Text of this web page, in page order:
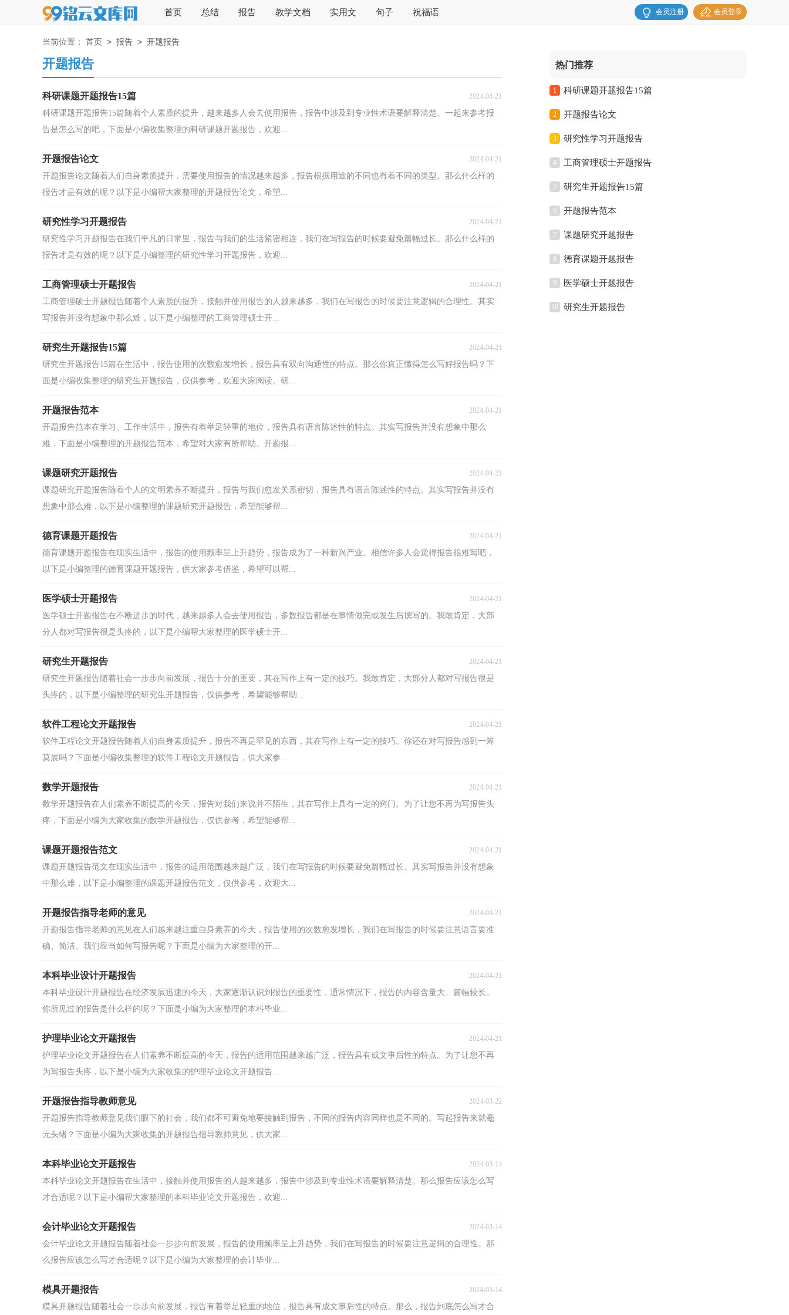
首页 总结 报告 教学文档 实用文 句子 祝福语 会员登录
会员注册
当前位置： 首页 > 报告 > 开题报告
开题报告
科研课题开题报告15篇 2024-04-21
科研课题开题报告15篇随着个人素质的提升，越来越多人会去使用报告，报告中涉及到专业性术语要解释清楚。一起来参考报
告是怎么写的吧，下面是小编收集整理的科研课题开题报告，欢迎...
开题报告论文 2024-04-21
开题报告论文随着人们自身素质提升，需要使用报告的情况越来越多，报告根据用途的不同也有着不同的类型。那么什么样的
报告才是有效的呢？以下是小编帮大家整理的开题报告论文，希望...
研究性学习开题报告 2024-04-21
研究性学习开题报告在我们平凡的日常里，报告与我们的生活紧密相连，我们在写报告的时候要避免篇幅过长。那么什么样的
报告才是有效的呢？以下是小编整理的研究性学习开题报告，欢迎...
工商管理硕士开题报告 2024-04-21
工商管理硕士开题报告随着个人素质的提升，接触并使用报告的人越来越多，我们在写报告的时候要注意逻辑的合理性。其实
写报告并没有想象中那么难，以下是小编整理的工商管理硕士开...
研究生开题报告15篇 2024-04-21
研究生开题报告15篇在生活中，报告使用的次数愈发增长，报告具有双向沟通性的特点。那么你真正懂得怎么写好报告吗？下
面是小编收集整理的研究生开题报告，仅供参考，欢迎大家阅读。研...
开题报告范本 2024-04-21
开题报告范本在学习、工作生活中，报告有着举足轻重的地位，报告具有语言陈述性的特点。其实写报告并没有想象中那么
难，下面是小编整理的开题报告范本，希望对大家有所帮助。开题报...
课题研究开题报告 2024-04-21
课题研究开题报告随着个人的文明素养不断提升，报告与我们愈发关系密切，报告具有语言陈述性的特点。其实写报告并没有
想象中那么难，以下是小编整理的课题研究开题报告，希望能够帮...
德育课题开题报告 2024-04-21
德育课题开题报告在现实生活中，报告的使用频率呈上升趋势，报告成为了一种新兴产业。相信许多人会觉得报告很难写吧，
以下是小编整理的德育课题开题报告，供大家参考借鉴，希望可以帮...
医学硕士开题报告 2024-04-21
医学硕士开题报告在不断进步的时代，越来越多人会去使用报告，多数报告都是在事情做完或发生后撰写的。我敢肯定，大部
分人都对写报告很是头疼的，以下是小编帮大家整理的医学硕士开...
研究生开题报告 2024-04-21
研究生开题报告随着社会一步步向前发展，报告十分的重要，其在写作上有一定的技巧。我敢肯定，大部分人都对写报告很是
头疼的，以下是小编整理的研究生开题报告，仅供参考，希望能够帮助...
软件工程论文开题报告 2024-04-21
软件工程论文开题报告随着人们自身素质提升，报告不再是罕见的东西，其在写作上有一定的技巧。你还在对写报告感到一筹
莫展吗？下面是小编收集整理的软件工程论文开题报告，供大家参...
数学开题报告 2024-04-21
数学开题报告在人们素养不断提高的今天，报告对我们来说并不陌生，其在写作上具有一定的窍门。为了让您不再为写报告头
疼，下面是小编为大家收集的数学开题报告，仅供参考，希望能够帮...
课题开题报告范文 2024-04-21
课题开题报告范文在现实生活中，报告的适用范围越来越广泛，我们在写报告的时候要避免篇幅过长。其实写报告并没有想象
中那么难，以下是小编整理的课题开题报告范文，仅供参考，欢迎大...
开题报告指导老师的意见 2024-04-21
开题报告指导老师的意见在人们越来越注重自身素养的今天，报告使用的次数愈发增长，我们在写报告的时候要注意语言要准
确、简洁。我们应当如何写报告呢？下面是小编为大家整理的开...
本科毕业设计开题报告 2024-04-21
本科毕业设计开题报告在经济发展迅速的今天，大家逐渐认识到报告的重要性，通常情况下，报告的内容含量大、篇幅较长。
你所见过的报告是什么样的呢？下面是小编为大家整理的本科毕业...
护理毕业论文开题报告 2024-04-21
护理毕业论文开题报告在人们素养不断提高的今天，报告的适用范围越来越广泛，报告具有成文事后性的特点。为了让您不再
为写报告头疼，以下是小编为大家收集的护理毕业论文开题报告...
开题报告指导教师意见 2024-03-22
开题报告指导教师意见我们眼下的社会，我们都不可避免地要接触到报告，不同的报告内容同样也是不同的。写起报告来就毫
无头绪？下面是小编为大家收集的开题报告指导教师意见，供大家...
本科毕业论文开题报告 2024-03-14
本科毕业论文开题报告在生活中，接触并使用报告的人越来越多，报告中涉及到专业性术语要解释清楚。那么报告应该怎么写
才合适呢？以下是小编帮大家整理的本科毕业论文开题报告，欢迎...
会计毕业论文开题报告 2024-03-14
会计毕业论文开题报告随着社会一步步向前发展，报告的使用频率呈上升趋势，我们在写报告的时候要注意逻辑的合理性。那
么报告应该怎么写才合适呢？以下是小编为大家整理的会计毕业...
模具开题报告 2024-03-14
模具开题报告随着社会一步步向前发展，报告有着举足轻重的地位，报告具有成文事后性的特点。那么，报告到底怎么写才合
热门推荐
1 科研课题开题报告15篇
2 开题报告论文
3 研究性学习开题报告
4 工商管理硕士开题报告
5 研究生开题报告15篇
6 开题报告范本
7 课题研究开题报告
8 德育课题开题报告
9 医学硕士开题报告
10 研究生开题报告